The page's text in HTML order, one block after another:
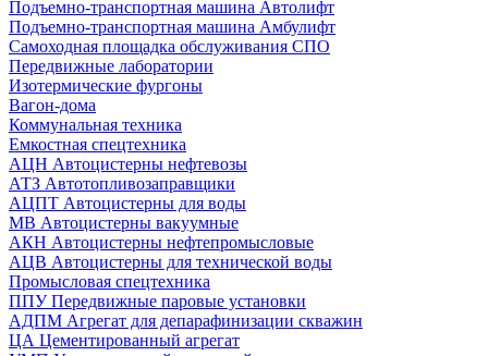
Подъемно-транспортная машина Автолифт
Подъемно-транспортная машина Амбулифт
Самоходная площадка обслуживания СПО
Передвижные лаборатории
Изотермические фургоны
Вагон-дома
Коммунальная техника
Емкостная спецтехника
АЦН Автоцистерны нефтевозы
АТЗ Автотопливозаправщики
АЦПТ Автоцистерны для воды
МВ Автоцистерны вакуумные
АКН Автоцистерны нефтепромысловые
АЦВ Автоцистерны для технической воды
Промысловая спецтехника
ППУ Передвижные паровые установки
АДПМ Агрегат для депарафинизации скважин
ЦА Цементированный агрегат